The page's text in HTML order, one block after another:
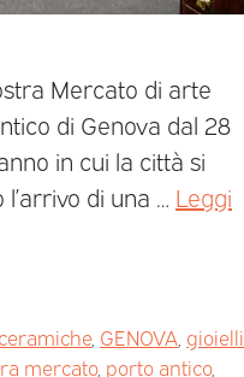
Mercato di arte
di Genova dal 28
in cui la città si
di una … Leggi
ceramiche, GENOVA gioielli
mercato, porto antico,